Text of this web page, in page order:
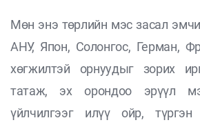
Мөн энэ төрлийн мэс засал
АНУ, Япон, Солонгос, Герман,
хөгжилтэй орнуудыг зорих
татаж, эх орондоо эрүүл
үйлчилгээг илүү ойр,